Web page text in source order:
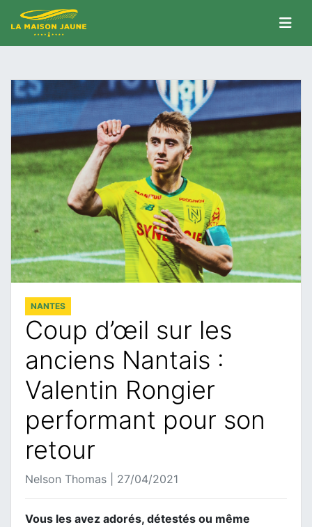
NANTES
Coup d’œil sur les
anciens Nantais :
Valentin Rongier
performant pour son
retour
Nelson Thomas | 27/04/2021
Vous les avez adorés, détestés ou même